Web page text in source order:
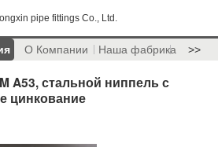
pipe fittings Co., Ltd.
О Компании Наша фабрика >>
A53, стальной ниппель с
цинкование